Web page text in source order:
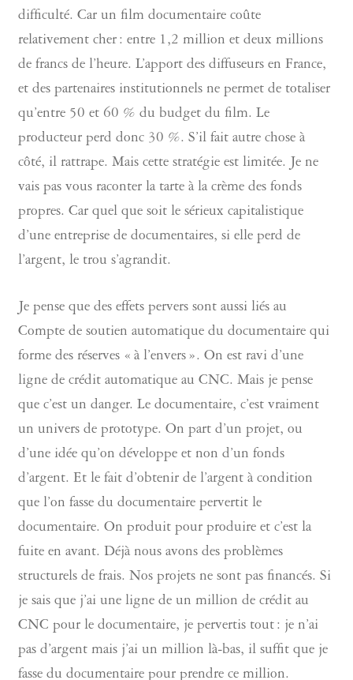
difficulté. Car un film documentaire coûte
relativement cher : entre 1,2 million et deux millions
de francs de l’heure. L’apport des diffuseurs en France,
et des partenaires institutionnels ne permet de totaliser
qu’entre 50 et 60 % du budget du film. Le
producteur perd donc 30 %. S’il fait autre chose à
côté, il rattrape. Mais cette stratégie est limitée. Je ne
vais pas vous raconter la tarte à la crème des fonds
propres. Car quel que soit le sérieux capitalistique
d’une entreprise de documentaires, si elle perd de
l’argent, le trou s’agrandit.
Je pense que des effets pervers sont aussi liés au
Compte de soutien automatique du documentaire qui
forme des réserves « à l’envers ». On est ravi d’une
ligne de crédit automatique au CNC. Mais je pense
que c’est un danger. Le documentaire, c’est vraiment
un univers de prototype. On part d’un projet, ou
d’une idée qu’on développe et non d’un fonds
d’argent. Et le fait d’obtenir de l’argent à condition
que l’on fasse du documentaire pervertit le
documentaire. On produit pour produire et c’est la
fuite en avant. Déjà nous avons des problèmes
structurels de frais. Nos projets ne sont pas financés. Si
je sais que j’ai une ligne de un million de crédit au
CNC pour le documentaire, je pervertis tout : je n’ai
pas d’argent mais j’ai un million là-bas, il suffit que je
fasse du documentaire pour prendre ce million.